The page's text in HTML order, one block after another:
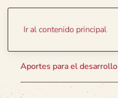
Ir al contenido principal
Aportes para el desarrollo